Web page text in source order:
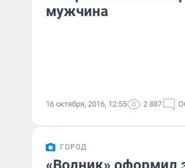
мужчина
16 октября, 2016, 12:55 2 887
ГОРОД